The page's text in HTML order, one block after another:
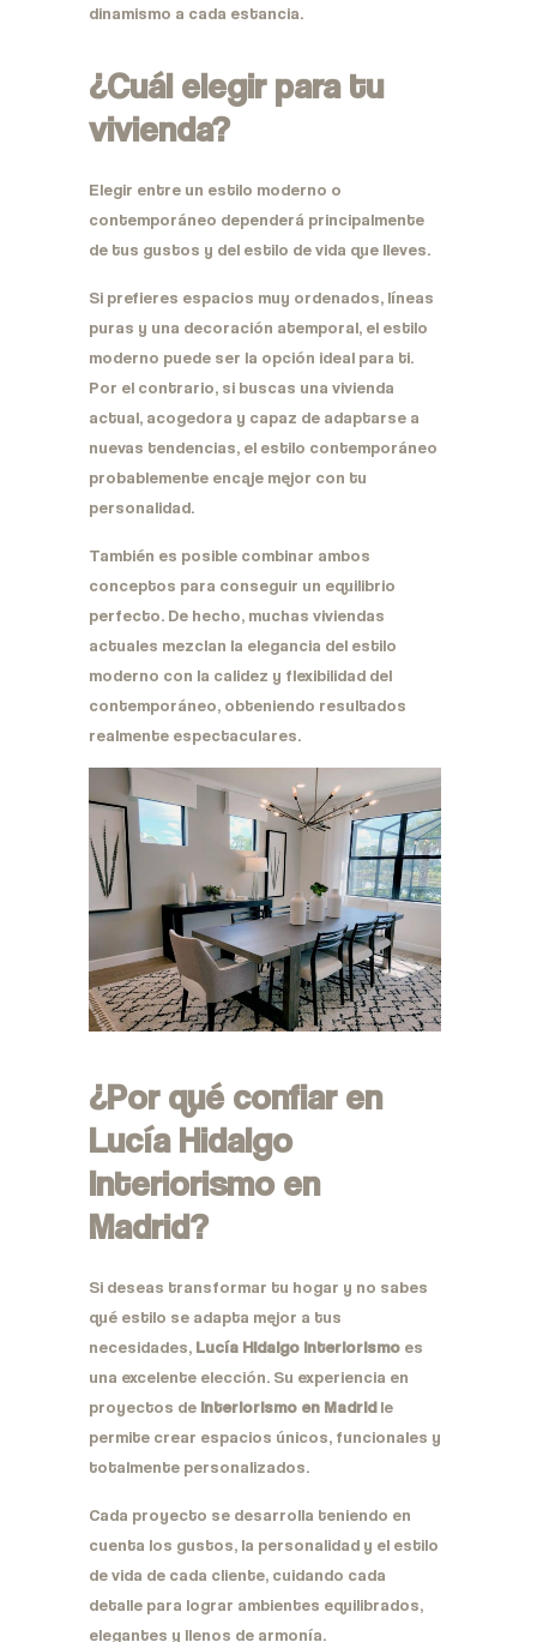
dinamismo a cada estancia.
¿Cuál elegir para tu
vivienda?
Elegir entre un estilo moderno o
contemporáneo dependerá principalmente
de tus gustos y del estilo de vida que lleves.
Si prefieres espacios muy ordenados, líneas
puras y una decoración atemporal, el estilo
moderno puede ser la opción ideal para ti.
Por el contrario, si buscas una vivienda
actual, acogedora y capaz de adaptarse a
nuevas tendencias, el estilo contemporáneo
probablemente encaje mejor con tu
personalidad.
También es posible combinar ambos
conceptos para conseguir un equilibrio
perfecto. De hecho, muchas viviendas
actuales mezclan la elegancia del estilo
moderno con la calidez y flexibilidad del
contemporáneo, obteniendo resultados
realmente espectaculares.
¿Por qué confiar en
Lucía Hidalgo
Interiorismo en
Madrid?
Si deseas transformar tu hogar y no sabes
qué estilo se adapta mejor a tus
necesidades, Lucía Hidalgo Interiorismo es
una excelente elección. Su experiencia en
proyectos de interiorismo en Madridle
permite crear espacios únicos, funcionales y
totalmente personalizados.
Cada proyecto se desarrolla teniendo en
cuenta los gustos, la personalidad y el estilo
de vida de cada cliente, cuidando cada
detalle para lograr ambientes equilibrados,
elegantes y llenos de armonía.